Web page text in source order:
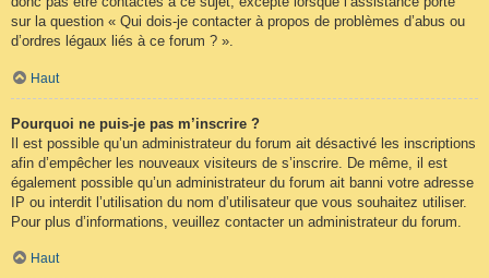
sur la question « Qui dois-je contacter à propos de problèmes d’abus ou
d’ordres légaux liés à ce forum ? ».
Haut
Pourquoi ne puis-je pas m’inscrire ?
Il est possible qu’un administrateur du forum ait désactivé les inscriptions
afin d’empêcher les nouveaux visiteurs de s’inscrire. De même, il est
également possible qu’un administrateur du forum ait banni votre adresse
IP ou interdit l’utilisation du nom d’utilisateur que vous souhaitez utiliser.
Pour plus d’informations, veuillez contacter un administrateur du forum.
Haut